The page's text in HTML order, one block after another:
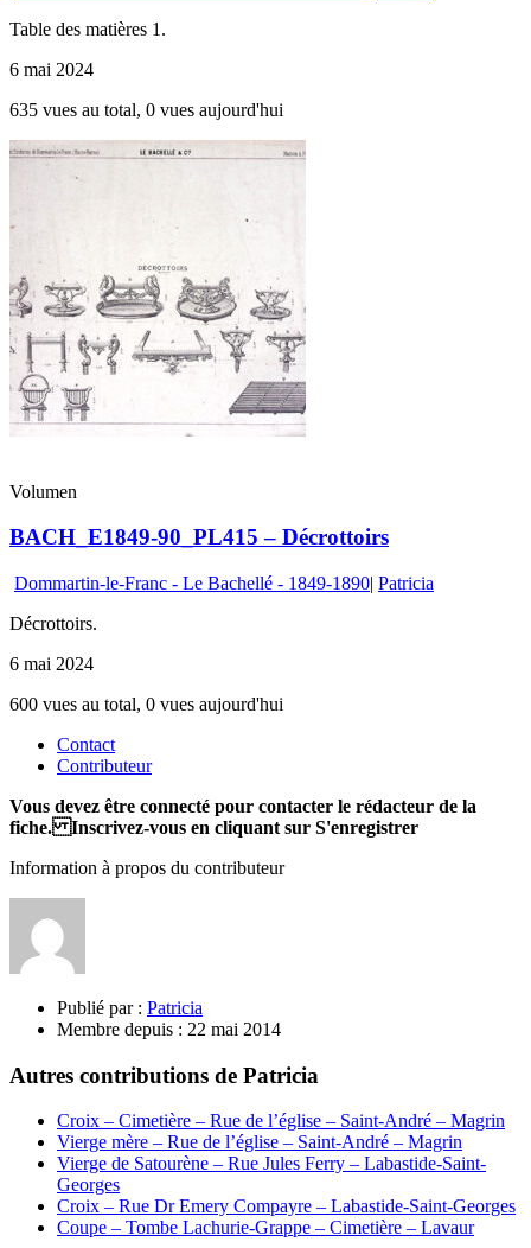
Table des matières 1.
6 mai 2024
635 vues au total, 0 vues aujourd'hui
Volumen
BACH_E1849-90_PL415 – Décrottoirs
Dommartin-le-Franc - Le Bachellé - 1849-1890| Patricia
Décrottoirs.
6 mai 2024
600 vues au total, 0 vues aujourd'hui
Contact
Contributeur
Vous devez être connecté pour contacter le rédacteur de la
fiche. Inscrivez-vous en cliquant sur S'enregistrer
Information à propos du contributeur
Publié par : Patricia
Membre depuis : 22 mai 2014
Autres contributions de Patricia
Croix – Cimetière – Rue de l’église – Saint-André – Magrin
Vierge mère – Rue de l’église – Saint-André – Magrin
Vierge de Satourène – Rue Jules Ferry – Labastide-Saint-
Georges
Croix – Rue Dr Emery Compayre – Labastide-Saint-Georges
Coupe – Tombe Lachurie-Grappe – Cimetière – Lavaur